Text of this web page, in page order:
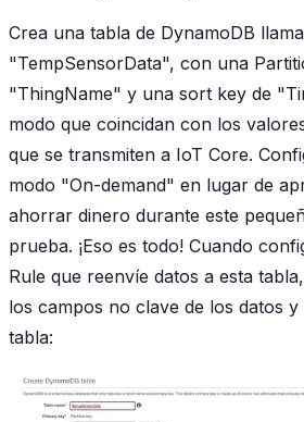
Crea una tabla de DynamoDB
"TempSensorData", con una
"ThingName" y una sort key de
modo que coincidan con los
que se transmiten a IoT Core.
modo "On-demand" en lugar de
ahorrar dinero durante este
prueba. ¡Eso es todo! Cuando
Rule que reenvíe datos a esta
los campos no clave de los datos
tabla: